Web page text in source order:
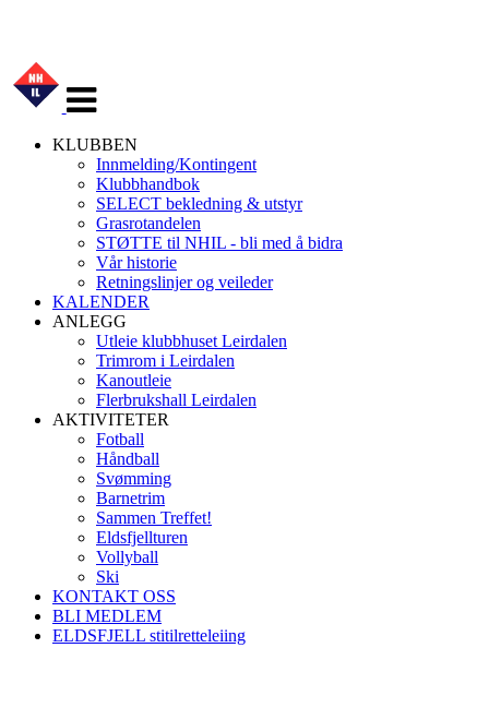
navigasjon
KLUBBEN
Innmelding/Kontingent
Klubbhandbok
SELECT bekledning & utstyr
Grasrotandelen
STØTTE til NHIL - bli med å bidra
Vår historie
Retningslinjer og veileder
KALENDER
ANLEGG
Utleie klubbhuset Leirdalen
Trimrom i Leirdalen
Kanoutleie
Flerbrukshall Leirdalen
AKTIVITETER
Fotball
Håndball
Svømming
Barnetrim
Sammen Treffet!
Eldsfjellturen
Vollyball
Ski
KONTAKT OSS
BLI MEDLEM
ELDSFJELL stitilretteleiing